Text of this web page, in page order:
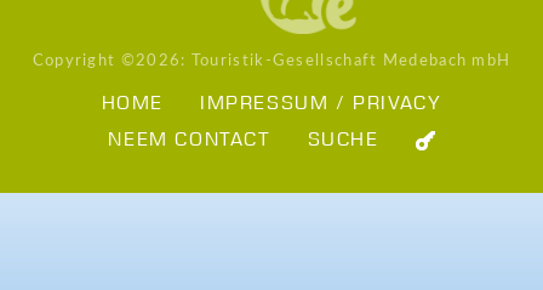
Copyright ©2026: Touristik-Gesellschaft Medebach mbH
HOME
IMPRESSUM / PRIVACY
NEEM CONTACT
SUCHE